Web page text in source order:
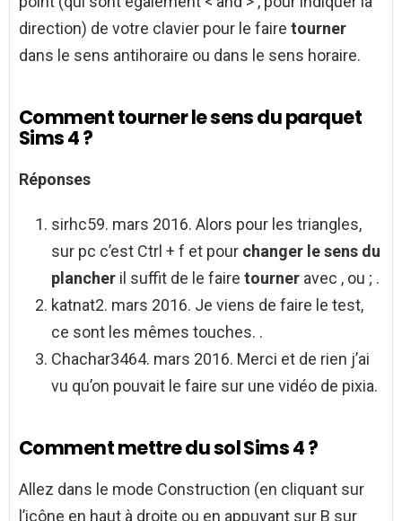
direction) de votre clavier pour le faire tourner
dans le sens antihoraire ou dans le sens horaire.
Comment tourner le sens du parquet
Sims 4 ?
Réponses
sirhc59. mars 2016. Alors pour les triangles,
sur pc c’est Ctrl + f et pour changer le sens du
plancher il suffit de le faire tourner avec , ou ; .
katnat2. mars 2016. Je viens de faire le test,
ce sont les mêmes touches. .
Chachar3464. mars 2016. Merci et de rien j’ai
vu qu’on pouvait le faire sur une vidéo de pixia.
Comment mettre du sol Sims 4 ?
Allez dans le mode Construction (en cliquant sur
l’icône en haut à droite ou en appuyant sur B sur